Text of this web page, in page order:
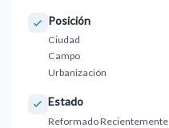
Posición
Ciudad
Campo
Urbanización
Estado
Reformado Recientemente